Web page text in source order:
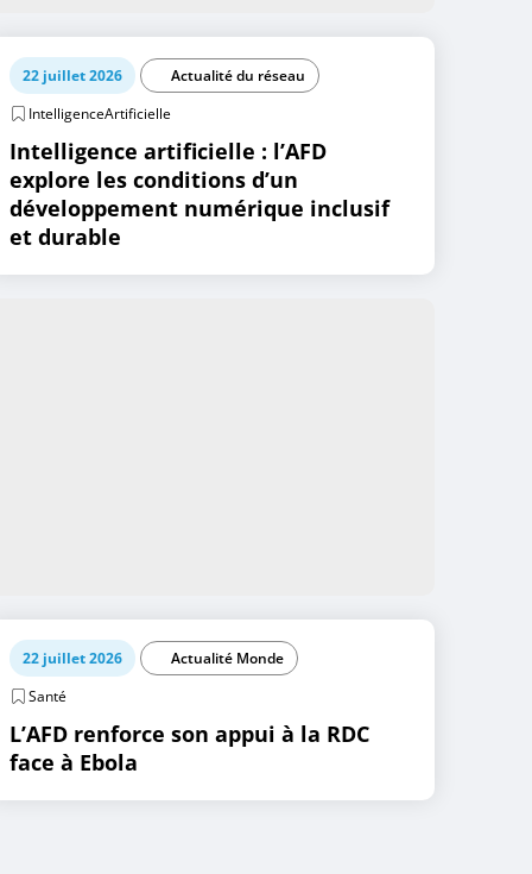
22 juillet 2026
Actualité du réseau
IntelligenceArtificielle
Intelligence artificielle : l’AFD
explore les conditions d’un
développement numérique inclusif
et durable
22 juillet 2026
Actualité Monde
Santé
L’AFD renforce son appui à la RDC
face à Ebola